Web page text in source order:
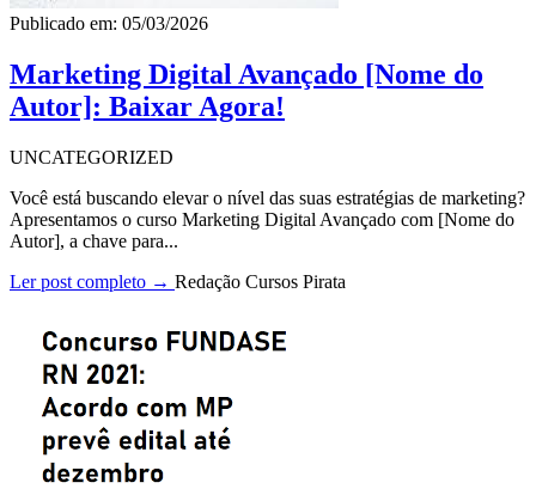
Publicado em: 05/03/2026
Marketing Digital Avançado [Nome do
Autor]: Baixar Agora!
UNCATEGORIZED
Você está buscando elevar o nível das suas estratégias de marketing?
Apresentamos o curso Marketing Digital Avançado com [Nome do
Autor], a chave para...
Ler post completo → Redação Cursos Pirata